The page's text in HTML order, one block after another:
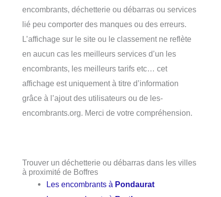
encombrants, déchetterie ou débarras ou services
lié peu comporter des manques ou des erreurs.
L’affichage sur le site ou le classement ne reflète
en aucun cas les meilleurs services d’un les
encombrants, les meilleurs tarifs etc… cet
affichage est uniquement à titre d’information
grâce à l’ajout des utilisateurs ou de les-
encombrants.org. Merci de votre compréhension.
Trouver un déchetterie ou débarras dans les villes
à proximité de Boffres
Les encombrants à Pondaurat